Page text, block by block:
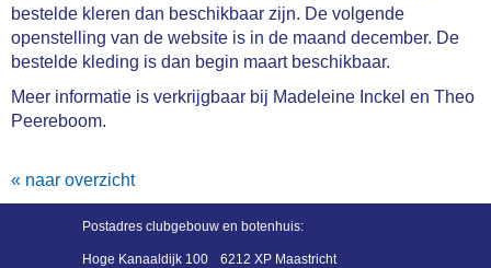
bestelde kleren dan beschikbaar zijn. De volgende
openstelling van de website is in de maand december. De
bestelde kleding is dan begin maart beschikbaar.
Meer informatie is verkrijgbaar bij Madeleine Inckel en Theo
Peereboom.
« naar overzicht
Postadres clubgebouw en botenhuis:
Hoge Kanaaldijk 100 6212 XP Maastricht